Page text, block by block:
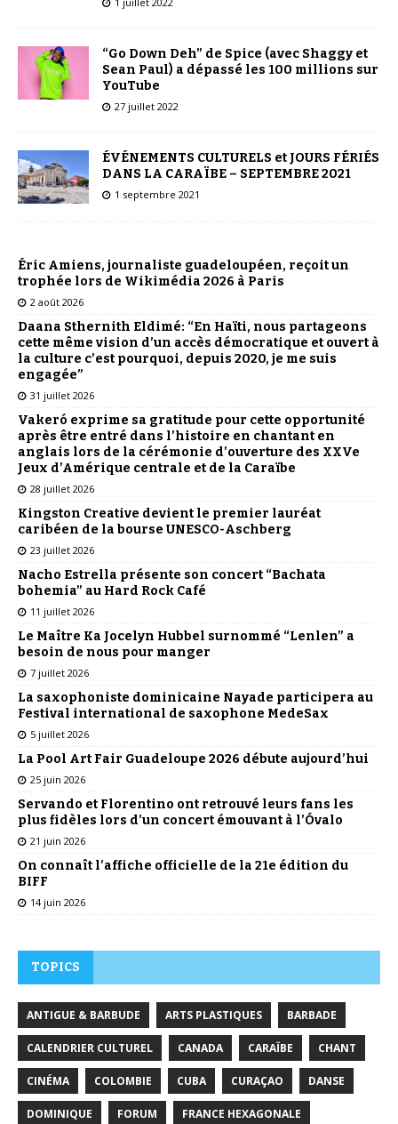
“Go Down Deh” de Spice (avec Shaggy et
Sean Paul) a dépassé les 100 millions sur
YouTube
27 juillet 2022
ÉVÉNEMENTS CULTURELS et JOURS FÉRIÉS
DANS LA CARAÏBE – SEPTEMBRE 2021
1 septembre 2021
Éric Amiens, journaliste guadeloupéen, reçoit un
trophée lors de Wikimédia 2026 à Paris
2 août 2026
Daana Sthernith Eldimé: “En Haïti, nous partageons
cette même vision d’un accès démocratique et ouvert à
la culture c’est pourquoi, depuis 2020, je me suis
engagée”
31 juillet 2026
Vakeró exprime sa gratitude pour cette opportunité
après être entré dans l’histoire en chantant en
anglais lors de la cérémonie d’ouverture des XXVe
Jeux d’Amérique centrale et de la Caraïbe
28 juillet 2026
Kingston Creative devient le premier lauréat
caribéen de la bourse UNESCO-Aschberg
23 juillet 2026
Nacho Estrella présente son concert “Bachata
bohemia” au Hard Rock Café
11 juillet 2026
Le Maître Ka Jocelyn Hubbel surnommé “Lenlen” a
besoin de nous pour manger
7 juillet 2026
La saxophoniste dominicaine Nayade participera au
Festival international de saxophone MedeSax
5 juillet 2026
La Pool Art Fair Guadeloupe 2026 débute aujourd’hui
25 juin 2026
Servando et Florentino ont retrouvé leurs fans les
plus fidèles lors d’un concert émouvant à l’Óvalo
21 juin 2026
On connaît l’affiche officielle de la 21e édition du
BIFF
14 juin 2026
TOPICS
ANTIGUE & BARBUDE ARTS PLASTIQUES BARBADE
CALENDRIER CULTUREL CANADA CARAÏBE CHANT
CINÉMA COLOMBIE CUBA CURAÇAO DANSE
DOMINIQUE FORUM FRANCE HEXAGONALE